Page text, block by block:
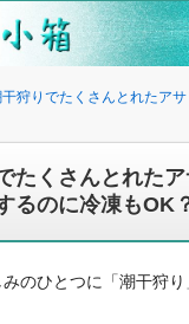
狩りでたくさんとれたア
たくさんとれた
るのに冷凍もOK
のひとつに「潮干狩り